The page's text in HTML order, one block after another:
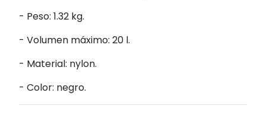
- Peso: 1.32 kg.
- Volumen máximo: 20 l.
- Material: nylon.
- Color: negro.